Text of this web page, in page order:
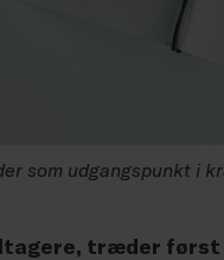
som udgangspunkt i
træder